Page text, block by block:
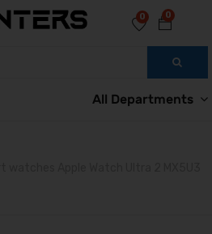
0
0
All Departments